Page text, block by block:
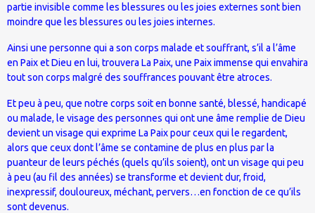
partie invisible comme les blessures ou les joies externes sont bien
moindre que les blessures ou les joies internes.
Ainsi une personne qui a son corps malade et souffrant, s’il a l’âme
en Paix et Dieu en lui, trouvera La Paix, une Paix immense qui envahira
tout son corps malgré des souffrances pouvant être atroces.
Et peu à peu, que notre corps soit en bonne santé, blessé, handicapé
ou malade, le visage des personnes qui ont une âme remplie de Dieu
devient un visage qui exprime La Paix pour ceux qui le regardent,
alors que ceux dont l’âme se contamine de plus en plus par la
puanteur de leurs péchés (quels qu’ils soient), ont un visage qui peu
à peu (au fil des années) se transforme et devient dur, froid,
inexpressif, douloureux, méchant, pervers…en fonction de ce qu’ils
sont devenus.